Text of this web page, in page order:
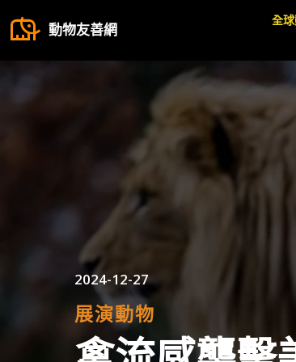
動物友善網
全
2024-12-27
展演動物